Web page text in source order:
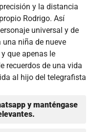
y la distancia
Rodrigo. Así
universal y de
una niña de nueve
que apenas le
recuerdos de una vida
al hijo del telegrafista
y manténgase